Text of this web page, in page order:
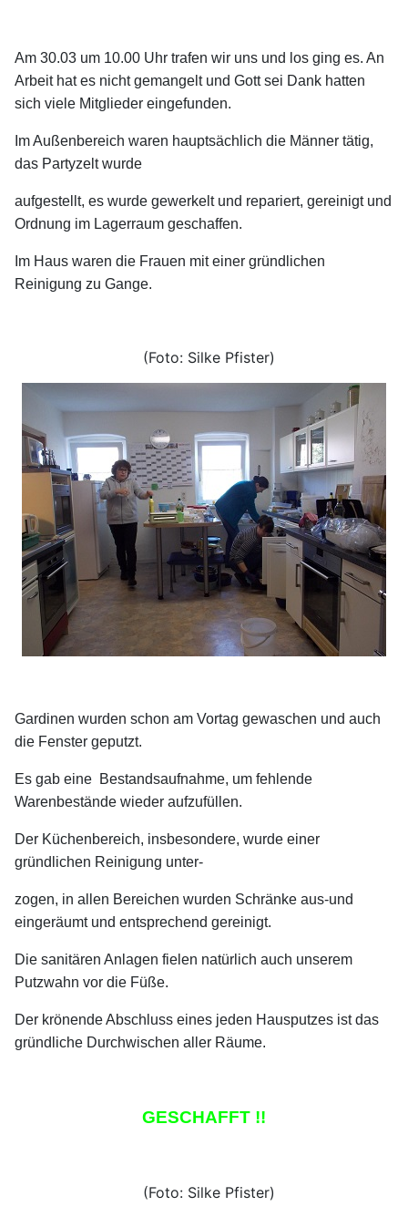
Am 30.03 um 10.00 Uhr trafen wir uns und los ging es. An
Arbeit hat es nicht gemangelt und Gott sei Dank hatten
sich viele Mitglieder eingefunden.
Im Außenbereich waren hauptsächlich die Männer tätig,
das Partyzelt wurde
aufgestellt, es wurde gewerkelt und repariert, gereinigt und
Ordnung im Lagerraum geschaffen.
Im Haus waren die Frauen mit einer gründlichen
Reinigung zu Gange.
(Foto: Silke Pfister)
Gardinen wurden schon am Vortag gewaschen und auch
die Fenster geputzt.
Es gab eine Bestandsaufnahme, um fehlende
Warenbestände wieder aufzufüllen.
Der Küchenbereich, insbesondere, wurde einer
gründlichen Reinigung unter-
zogen, in allen Bereichen wurden Schränke aus-und
eingeräumt und entsprechend gereinigt.
Die sanitären Anlagen fielen natürlich auch unserem
Putzwahn vor die Füße.
Der krönende Abschluss eines jeden Hausputzes ist das
gründliche Durchwischen aller Räume.
GESCHAFFT !!
(Foto: Silke Pfister)